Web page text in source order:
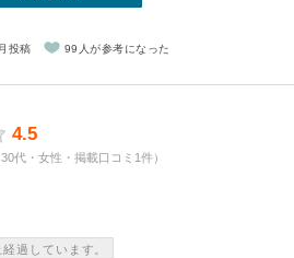
投稿 99人が参考になった
4.5
代・女性・掲載口コミ1件）
過しています。